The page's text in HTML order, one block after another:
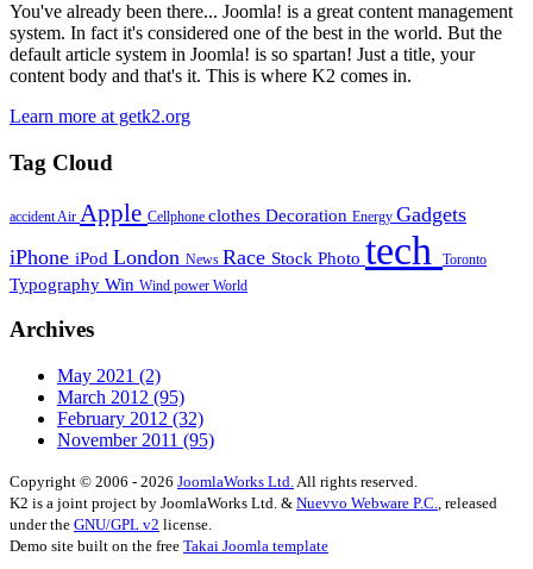
You've already been there... Joomla! is a great content management
system. In fact it's considered one of the best in the world. But the
default article system in Joomla! is so spartan! Just a title, your
content body and that's it. This is where K2 comes in.
Learn more at getk2.org
Tag Cloud
accident Air Apple Cellphone clothes Decoration Energy Gadgets
iPhone iPod London News Race Stock Photo tech Toronto
Typography Win Wind power World
Archives
May 2021 (2)
March 2012 (95)
February 2012 (32)
November 2011 (95)
Copyright © 2006 - 2026 JoomlaWorks Ltd.All rights reserved.
K2 is a joint project by JoomlaWorks Ltd. & Nuevvo Webware P.C., released
under the GNU/GPL v2 license.
Demo site built on the free Takai Joomla template